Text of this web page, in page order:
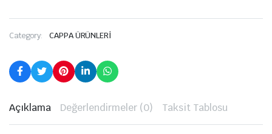
Category: CAPPA ÜRÜNLERİ
Açıklama Değerlendirmeler (0) Taksit Tablosu